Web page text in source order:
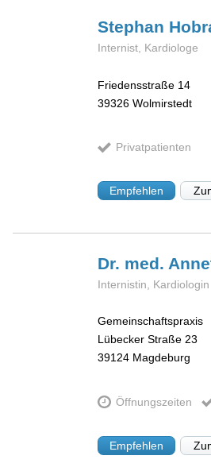
Stephan
Internist, Kardiologe
Friedensstraße 14
39326 Wolmirstedt
Privatpatienten
Empfehlen
Dr. med.
Internistin, Kardiologin
Gemeinschaftspraxis
Lübecker Straße 23
39124 Magdeburg
Öffnungszeiten
Empfehlen